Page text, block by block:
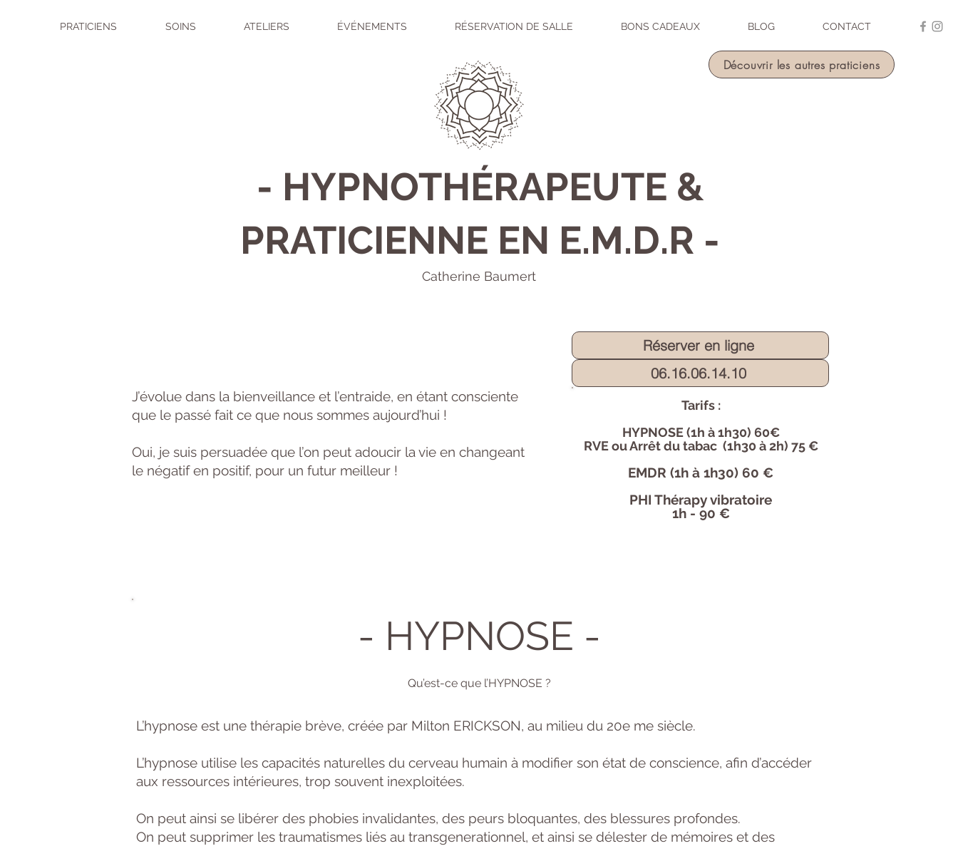
PRATICIENS SOINS ATELIERS ÉVÉNEMENTS RÉSERVATION DE SALLE BONS CADEAUX BLOG CONTACT
Découvrir les autres praticiens
- HYPNOTHÉRAPEUTE &
PRATICIENNE EN E.M.D.R -
Catherine Baumert
Réserver en ligne
06.16.06.14.10
J’évolue dans la bienveillance et l’entraide, en étant consciente
que le passé fait ce que nous sommes aujourd’hui !
Oui, je suis persuadée que l’on peut adoucir la vie en changeant
le négatif en positif, pour un futur meilleur !
Tarifs :
HYPNOSE(1h à 1h30) 60€
RVE ou Arrêt du tabac (1h30 à 2h) 75 €
EMDR (1h à 1h30) 60 €
PHI Thérapy vibratoire
1h - 90 €
- HYPNOSE -
Qu’est-ce que l’HYPNOSE ?
L’hypnose est une thérapie brève, créée par Milton ERICKSON, au milieu du 20e me siècle.
L’hypnose utilise les capacités naturelles du cerveau humain à modifier son état de conscience, afin d’accéder
aux ressources intérieures, trop souvent inexploitées.
On peut ainsi se libérer des phobies invalidantes, des peurs bloquantes, des blessures profondes.
On peut supprimer les traumatismes liés au transgenerationnel, et ainsi se délester de mémoires et des